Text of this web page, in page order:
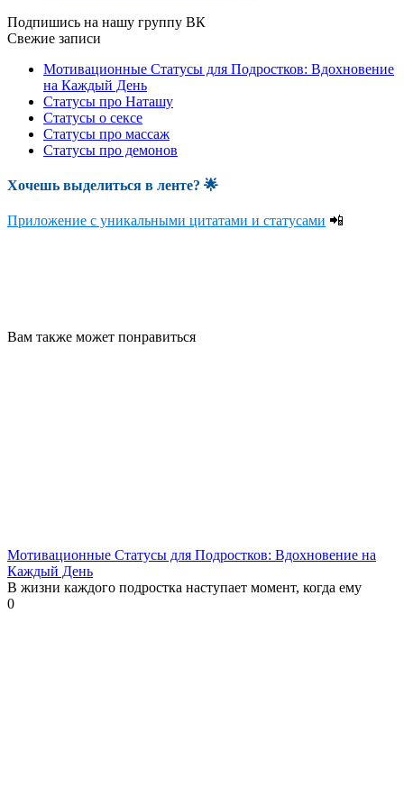
Подпишись на нашу группу ВК
Свежие записи
Мотивационные Статусы для Подростков: Вдохновение
на Каждый День
Статусы про Наташу
Статусы о сексе
Статусы про массаж
Статусы про демонов
Хочешь выделиться в ленте? 🌟
Приложение с уникальными цитатами и статусами 📲
Вам также может понравиться
Мотивационные Статусы для Подростков: Вдохновение на
Каждый День
В жизни каждого подростка наступает момент, когда ему
0